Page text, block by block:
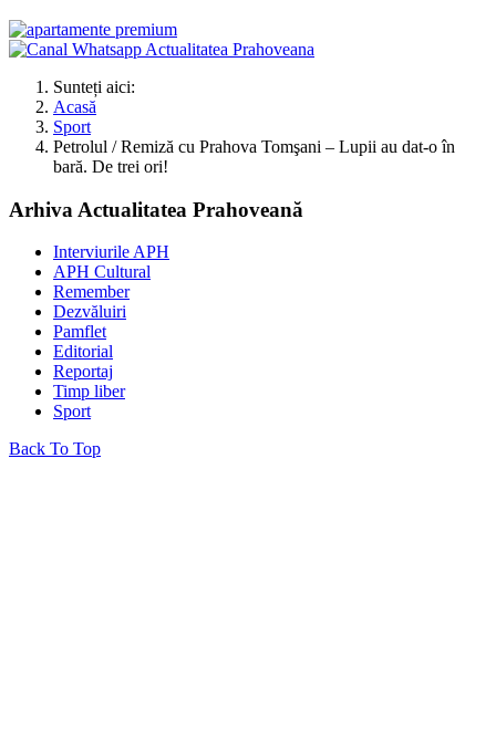
Sunteți aici:
Acasă
Sport
Petrolul / Remiză cu Prahova Tomşani – Lupii au dat-o în
bară. De trei ori!
Arhiva Actualitatea Prahoveană
Interviurile APH
APH Cultural
Remember
Dezvăluiri
Pamflet
Editorial
Reportaj
Timp liber
Sport
Back To Top